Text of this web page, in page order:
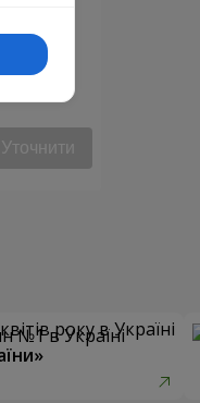
Уточнити
року в Україні